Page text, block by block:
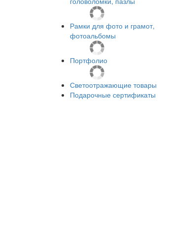
Рамки для фото и грамот,
фотоальбомы
Портфолио
Светоотражающие товары
Подарочные сертификаты